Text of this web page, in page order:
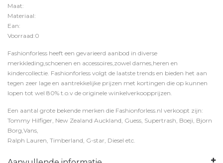
Maat:
Materiaal:
Ean:
Voorraad:0
Fashionforless heeft een gevarieerd aanbod in diverse
merkkleding,schoenen en accessoires,zowel dames,heren en
kindercollectie. Fashionforless volgt de laatste trends en bieden het aan
tegen zeer lage en aantrekkelijke prijzen met kortingen die op kunnen
lopen tot wel 80% t.o.v de originele winkelverkoopprijzen.
Een aantal grote bekende merken die Fashionforless.nl verkoopt zijn:
Tommy Hilfiger, New Zealand Auckland, Guess, Supertrash, Boeji, Bjorn
Borg,Vans,
Ralph Lauren, Timberland, G-star, Diesel etc.